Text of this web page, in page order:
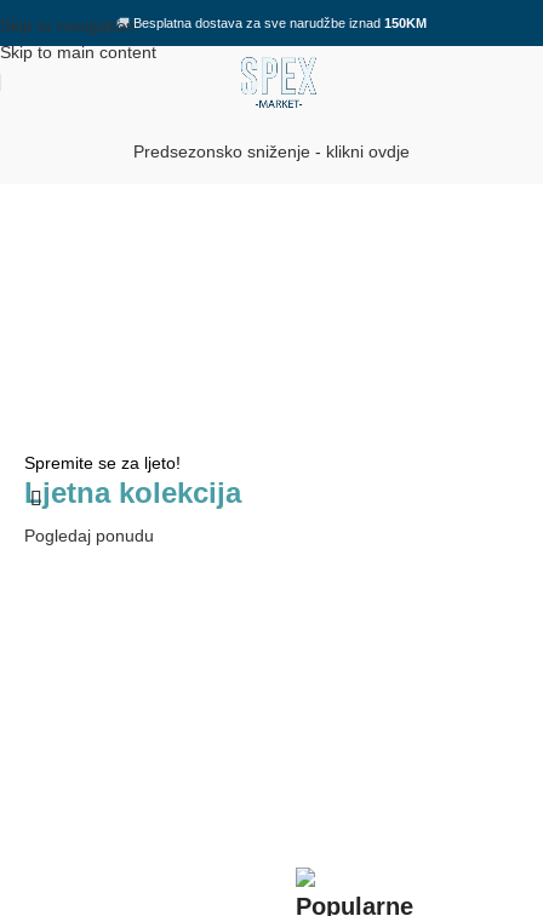
Skip to navigation
Skip to main content
🚚Besplatna dostava za sve narudžbe iznad 150KM
Predsezonsko sniženje - klikni ovdje
Spremite se za ljeto!
Ljetna kolekcija
Pogledaj ponudu
Popularne